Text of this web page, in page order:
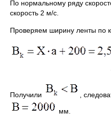
По нормальному ряду
скорость 2 м/c.
Проверяем ширину ленты по
Получили ,
мм.